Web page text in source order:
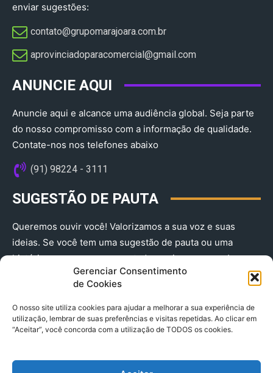
Gerenciar Consentimento
de Cookies
O nosso site utiliza cookies para ajudar a melhorar a sua experiência de
utilização, lembrar de suas preferências e visitas repetidas. Ao clicar em
“Aceitar”, você concorda com a utilização de TODOS os cookies.
enviar sugestões:
contato@grupomarajoara.com.br
aprovinciadoparacomercial@gmail.com​
ANUNCIE AQUI
Anuncie aqui e alcance uma audiência global. Seja parte
do nosso compromisso com a informação de qualidade.
Contate-nos nos telefones abaixo
(91) 98224 - 3111
SUGESTÃO DE PAUTA
Queremos ouvir você! Valorizamos a sua voz e suas
ideias. Se você tem uma sugestão de pauta ou uma
história que merece ser contada, envie-nos agora!
(91) 98224 - 3111